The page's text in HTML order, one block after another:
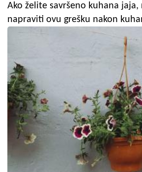
Ako želite savršeno kuhana
napraviti ovu grešku nakon